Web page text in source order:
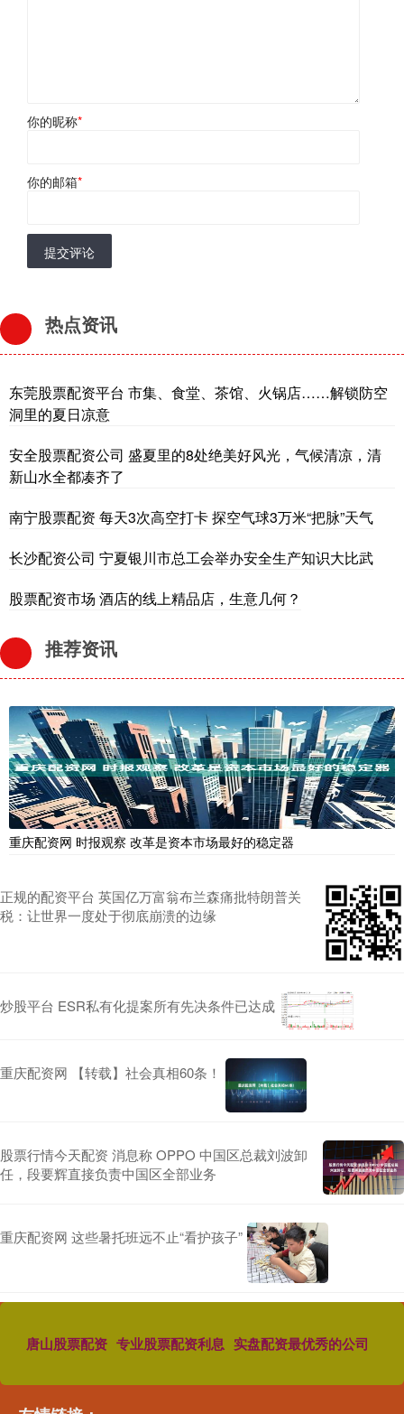
你的昵称*
你的邮箱*
提交评论
热点资讯
东莞股票配资平台 市集、食堂、茶馆、火锅店……解锁防空
洞里的夏日凉意
安全股票配资公司 盛夏里的8处绝美好风光，气候清凉，清
新山水全都凑齐了
南宁股票配资 每天3次高空打卡 探空气球3万米“把脉”天气
长沙配资公司 宁夏银川市总工会举办安全生产知识大比武
股票配资市场 酒店的线上精品店，生意几何？
推荐资讯
重庆配资网 时报观察 改革是资本市场最好的稳定器
正规的配资平台 英国亿万富翁布兰森痛批特朗普关
税：让世界一度处于彻底崩溃的边缘
炒股平台 ESR私有化提案所有先决条件已达成
重庆配资网 【转载】社会真相60条！
股票行情今天配资 消息称 OPPO 中国区总裁刘波卸
任，段要辉直接负责中国区全部业务
重庆配资网 这些暑托班远不止“看护孩子”
唐山股票配资 专业股票配资利息 实盘配资最优秀的公司